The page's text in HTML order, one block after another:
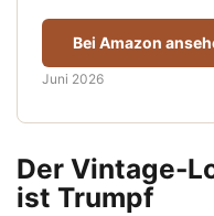
Bei Amazon
Juni 2026
Der Vintage-
ist Trumpf